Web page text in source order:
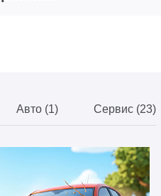
Авто (1) Сервис (23)